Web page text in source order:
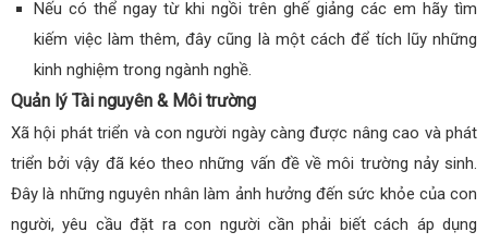
Nếu có thể ngay từ khi ngồi trên ghế giảng các em hãy tìm
kiếm việc làm thêm, đây cũng là một cách để tích lũy những
kinh nghiệm trong ngành nghề.
Quản lý Tài nguyên & Môi trường
Xã hội phát triển và con người ngày càng được nâng cao và phát
triển bởi vậy đã kéo theo những vấn đề về môi trường nảy sinh.
Đây là những nguyên nhân làm ảnh hưởng đến sức khỏe của con
người, yêu cầu đặt ra con người cần phải biết cách áp dụng